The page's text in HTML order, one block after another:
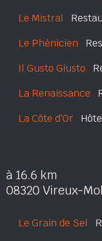
Le Mistral
Le Phénicien
Il Gusto Giusto
La Renaissance
La Côte d'Or
à 16.6 km
08320 Vireux-
Le Grain de Sel